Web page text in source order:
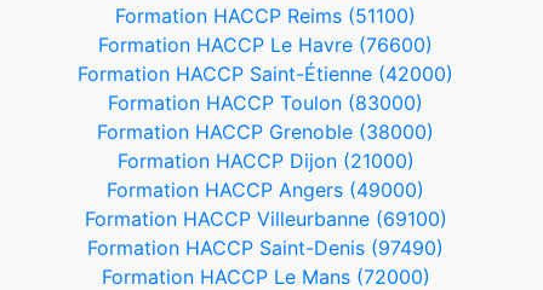
Formation HACCP Reims (51100)
Formation HACCP Le Havre (76600)
Formation HACCP Saint-Étienne (42000)
Formation HACCP Toulon (83000)
Formation HACCP Grenoble (38000)
Formation HACCP Dijon (21000)
Formation HACCP Angers (49000)
Formation HACCP Villeurbanne (69100)
Formation HACCP Saint-Denis (97490)
Formation HACCP Le Mans (72000)